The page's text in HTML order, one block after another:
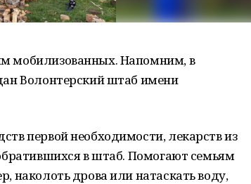
мобилизованных. Напомним, в
Волонтерский штаб имени
первой необходимости, лекарств из
в штаб. Помогают семьям
наколоть дрова или натаскать воду,